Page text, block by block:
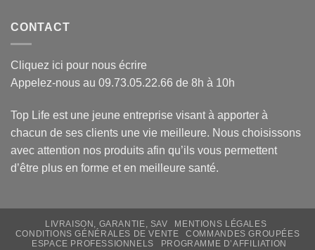
CONTACT
Cliquez ici pour nous écrire
Appelez-nous au 09.73.05.22.66 de 8h à 10h
Top Life est une jeune entreprise visant à apporter à
chacun de ses clients une vie meilleure. Nous choisissons
avec attention nos produits afin qu’ils vous permettent
d’être plus en forme et en meilleure santé.
LIVRAISON, GARANTIE, SAV
MENTIONS LÉGALES
CONDITIONS GÉNÉRALES DE VENTE
COMMANDES GROUPÉES
ESPACE PROFESSIONNELS
PROGRAMME D’AFFILIATION